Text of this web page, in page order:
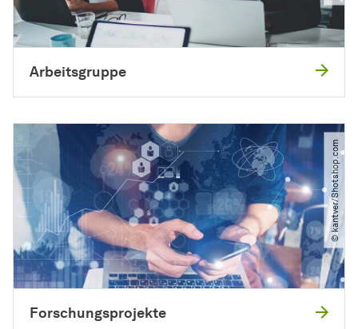
Arbeitsgruppe
© kantver​/​Shotshop.com
Forschungsprojekte